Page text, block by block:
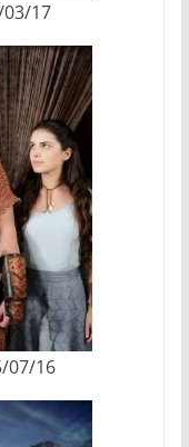
03/17
07/16